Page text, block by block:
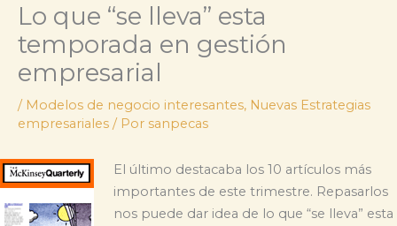
Lo que “se lleva” esta
temporada en gestión
empresarial
/ Modelos de negocio interesantes, Nuevas Estrategias
empresariales / Por sanpecas
El último destacaba los 10 artículos más
importantes de este trimestre. Repasarlos
nos puede dar idea de lo que “se lleva” esta